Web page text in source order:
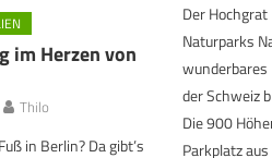
im Herzen von
Thilo
in Berlin? Da gibt’s
Der
Naturparks
wunderbares
der Schweiz
Die 900
Parkplatz